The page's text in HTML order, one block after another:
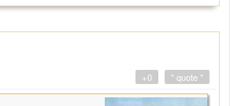
" quote "
+0